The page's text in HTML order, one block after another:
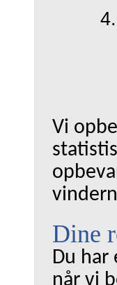
Vi
Dine
Du
når vi